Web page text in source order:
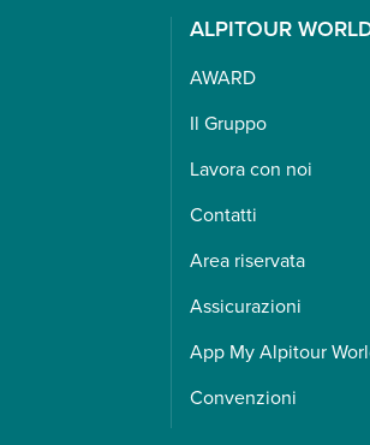
ALPITOUR
AWARD
Il Gruppo
Lavora con noi
Contatti
Area riservata
Assicurazioni
App My Alpitour
Convenzioni